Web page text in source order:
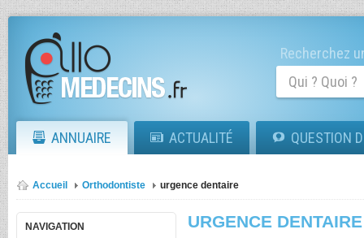
Recherchez
ANNUAIRE ACTUALITÉ QUESTION
Accueil Orthodontiste urgence dentaire
NAVIGATION URGENCE DENTAIRE